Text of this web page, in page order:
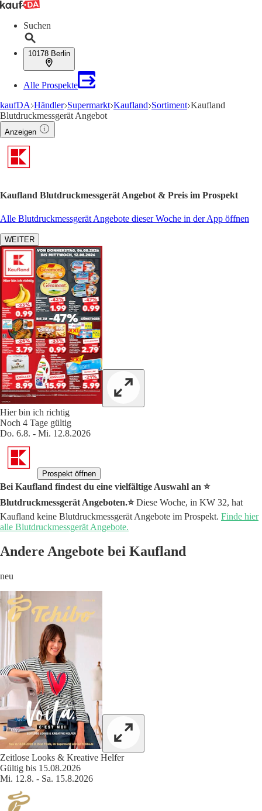
Suchen
10178 Berlin
Alle Prospekte
kaufDA Händler Supermarkt Kaufland Sortiment Kaufland
Blutdruckmessgerät Angebot
Anzeigen
Kaufland Blutdruckmessgerät Angebot & Preis im Prospekt
Alle Blutdruckmessgerät Angebote dieser Woche in der App öffnen
WEITER
Hier bin ich richtig
Noch 4 Tage gültig
Do. 6.8. - Mi. 12.8.2026
Prospekt öffnen
Bei Kaufland findest du eine vielfältige Auswahl an ⭐️
Blutdruckmessgerät Angeboten.⭐️Diese Woche, in KW 32, hat
Kaufland keine Blutdruckmessgerät Angebote im Prospekt. Finde hier
alle Blutdruckmessgerät Angebote.
Andere Angebote bei Kaufland
neu
Zeitlose Looks & Kreative Helfer
Gültig bis 15.08.2026
Mi. 12.8. - Sa. 15.8.2026